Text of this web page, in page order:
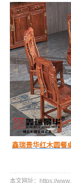
鑫瑞景华红木圆餐
本文网址：https://